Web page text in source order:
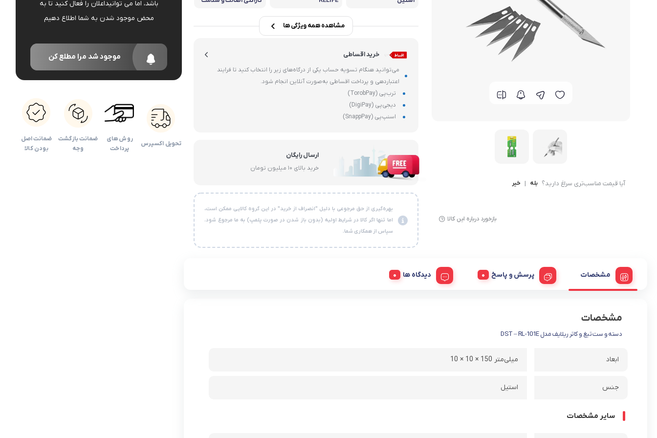
محافظ صفحه نمایش گوشی
قطعات داخلی کامپیوتر
آیا قیمت مناسب‌تری سراغ دارید؟ بله | خیر
بازخورد درباره این کالا
مشاهده همه ویژگی ها
خرید اقساطی
می‌توانید هنگام تسویه حساب یکی از درگاه‌های زیر را انتخاب کنید تا فرایند
اعتباردهی و پرداخت اقساطی به‌صورت آنلاین انجام شود.
ترب‌پی (TorobPay)
دیجی‌پی (DigiPay)
اسنپ‌پی (SnappPay)
ارسال رایگان
خرید بالای ۱۰ میلیون تومان
بهره‌گیری از حق مرجوعی با دلیل "انصراف از خرید" در این گروه کالایی ممکن است،
اما تنها اگر کالا در شرایط اولیه (بدون باز شدن در صورت پلمپ) به ما مرجوع شود.
سپاس از همکاری شما.
باشد، اما می توانیداعلان را فعال کنید تا به
محض موجود شدن به شما اطلاع دهیم
موجود شد مرا مطلع کن
تحویل اکسپرس
روش های
پرداخت
ضمانت بازگشت
وجه
ضمانت اصل
بودن کالا
مشخصات پرسش و پاسخ دیدگاه ها
مشخصات
دسته و ست تیغ و کاتر ریلایف مدل DST – RL-101E
ابعاد 10 × 10 × 150 میلی‌متر
جنس استیل
سایر مشخصات